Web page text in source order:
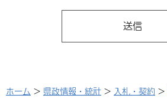
ホーム > 県政情報・統計 > 入札・契約 >